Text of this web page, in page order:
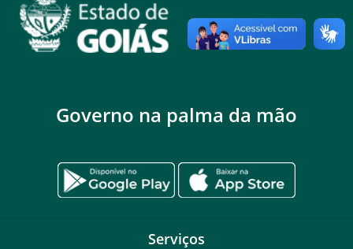
Governo na palma da mão
Serviços